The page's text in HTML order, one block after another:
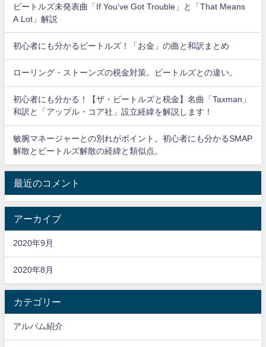
ビートルズ未発表曲「If You've Got Trouble」と「That Means
A Lot」解説
初心者にも分かるビートルズ！「お金」の曲と和訳まとめ
ローリング・ストーンズの税金対策。ビートルズとの違い。
初心者にも分かる！【ザ・ビートルズと税金】名曲「Taxman」
和訳と「アップル・コア社」設立経緯を解説します！
敏腕マネージャーとの別れがポイント。初心者にも分かるSMAP
解散とビートルズ解散の経緯と類似点。
最近のコメント
アーカイブ
2020年9月
2020年8月
カテゴリー
アルバム紹介